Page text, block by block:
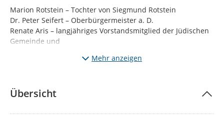
Marion Rotstein – Tochter von Siegmund Rotstein
Dr. Peter Seifert – Oberbürgermeister a. D.
Renate Aris – langjähriges Vorstandsmitglied der Jüdischen
Gemeinde und
lassen Erinnerungen Revue passieren, tauschen Anekdoten
Die Veranstaltung ist kostenfrei, aufgrund der begrenzten
Mehr anzeigen
Übersicht